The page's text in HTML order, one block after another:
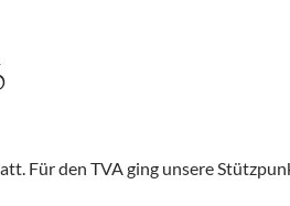
Für den TVA ging unsere